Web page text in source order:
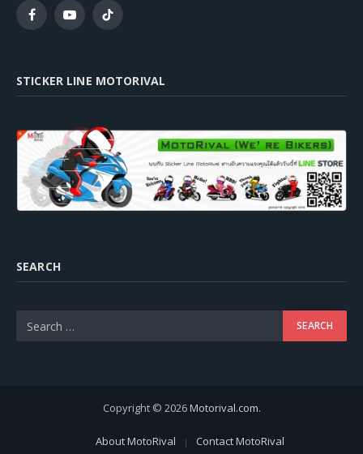
FacebookYouTubeTikTok
STICKER LINE MOTORIVAL
SEARCH
Copyright © 2026Motorival.com.
About MotoRival Contact MotoRival